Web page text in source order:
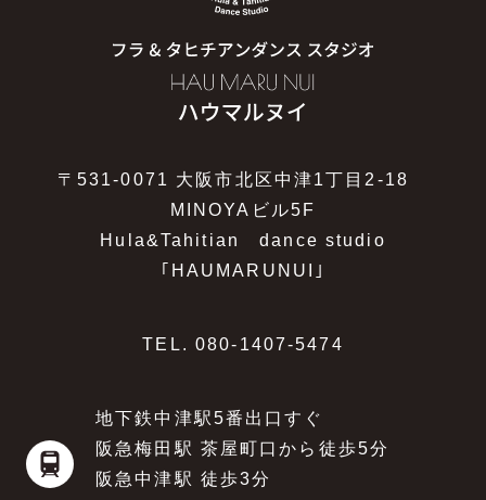
〒531-0071 大阪市北区中津1丁目2-18
MINOYAビル5F
Hula&Tahitian dance studio
｢HAUMARUNUI｣
TEL. 080-1407-5474
地下鉄中津駅5番出口すぐ
阪急梅田駅 茶屋町口から徒歩5分
阪急中津駅 徒歩3分